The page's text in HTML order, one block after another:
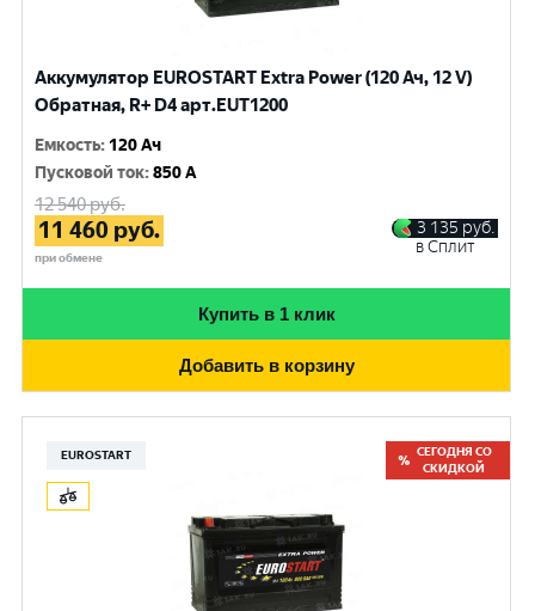
Аккумулятор EUROSTART Extra Power (120 Ач, 12 V)
Обратная, R+ D4 арт.EUT1200
Емкость: 120 Ач
Пусковой ток:850 A
12 540руб.
11 460 руб.
при обмене
3 135 руб.
в Сплит
Купить в 1 клик
Добавить в корзину
EUROSTART
СЕГОДНЯ СО
СКИДКОЙ